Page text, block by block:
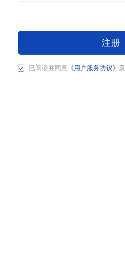
注册
已阅读并同意 《用户服务协议》 及